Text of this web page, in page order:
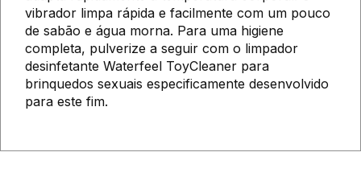
vibrador limpa rápida e facilmente com um pouco
de sabão e água morna. Para uma higiene
completa, pulverize a seguir com o limpador
desinfetante Waterfeel ToyCleaner para
brinquedos sexuais especificamente desenvolvido
para este fim.